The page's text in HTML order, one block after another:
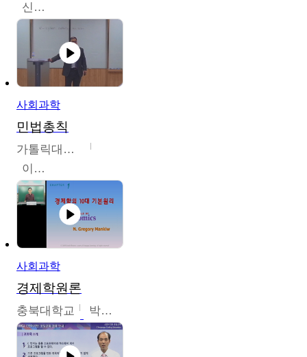
신광수
사회과학
민법총칙
가톨릭대학교
이홍민
사회과학
경제학원론
충북대학교 박철호